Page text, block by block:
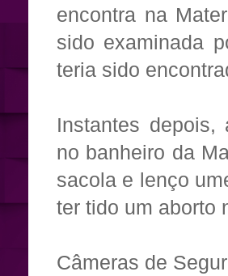
encontra na
sido examinada
teria sido
Instantes depois,
no banheiro da
sacola e lenço
ter tido um aborto
Câmeras de